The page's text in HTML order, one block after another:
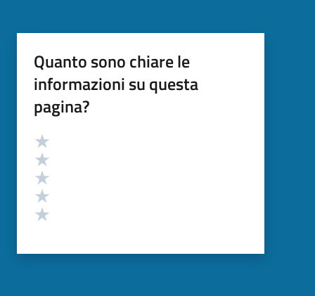
Quanto sono chiare le
informazioni su questa
pagina?
Valutazione